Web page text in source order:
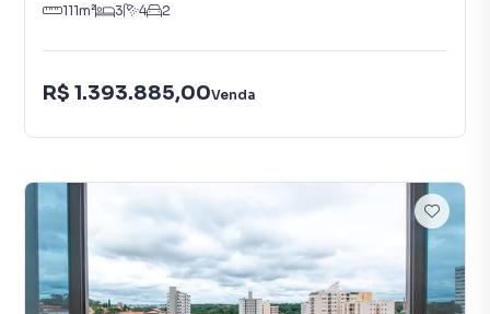
111m² 3 4 2
R$ 1.393.885,00Venda